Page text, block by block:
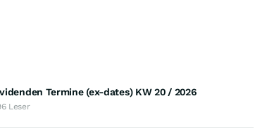
Termine (ex-dates) KW 20 / 2026
Leser